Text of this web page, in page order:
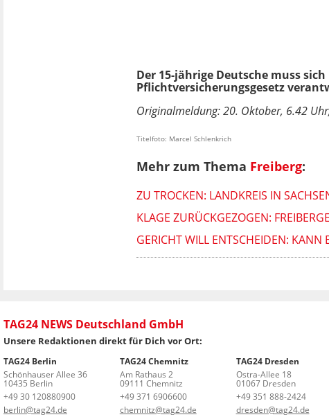
Der 15-jährige Deutsche muss
Pflichtversicherungsgesetz
Originalmeldung: 20. Oktober, 6.42
Titelfoto: Marcel Schlenkrich
Mehr zum Thema Freiberg:
ZU TROCKEN: LANDKREIS IN
KLAGE ZURÜCKGEZOGEN:
GERICHT WILL ENTSCHEIDEN: KANN
TAG24 NEWS Deutschland GmbH
Unsere Redaktionen direkt für Dich vor Ort:
TAG24 Berlin
Schönhauser Allee 36
10435 Berlin
+49 30 120880900
berlin@tag24.de
TAG24 Chemnitz
Am Rathaus 2
09111 Chemnitz
+49 371 6906600
chemnitz@tag24.de
TAG24 Dresden
Ostra-Allee 18
01067 Dresden
+49 351 888-2424
dresden@tag24.de